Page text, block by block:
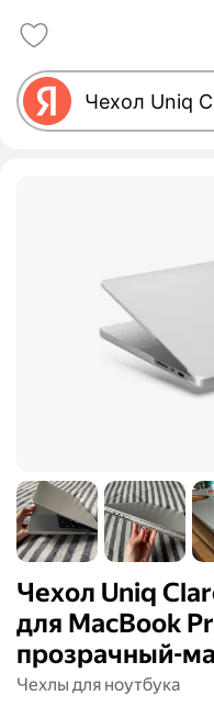
Чехол Uniq
для MacBook
прозрачный-
Чехлы для ноутбука